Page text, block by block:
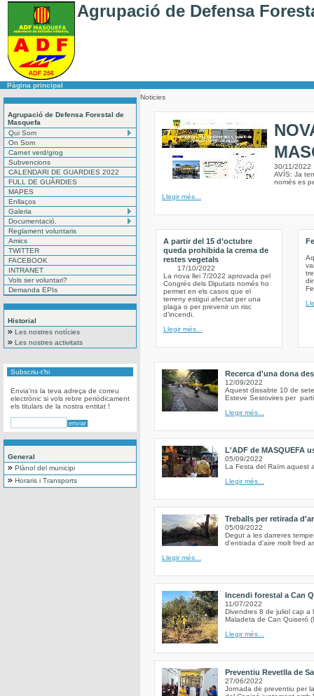
Agrupació de Defensa
Pàgina principal
Agrupació de Defensa Forestal de
Masquefa
Qui Som
On Som
Carnet verd/grog
Subvencions
CALENDARI DE GUARDIES 2022
FULL DE GUÀRDIES
MAPES
Enllaços
Galeria
Documentació.
Reglament voluntaris
Amics
TWITTER
FACEBOOK
INTRANET
Vols ser voluntari?
Demanda EPIs
Historial
Les nostres notícies
Les nostres activitats
Subscriu-t'hi
Envia'ns la teva adreça de correu
electrònic si vols rebre periòdicament
els titulars de la nostra entitat !
General
Plànol del municipi
Horaris i Transports
Noticies
30/11/2022
AVÍS: Ja
només es
Llegir més...
A partir del 15 d’octubre
queda prohibida la crema de
restes vegetals
17/10/2022
La nova llei 7/2022 aprovada pel
Congrés dels Diputats només ho
permet en els casos que el
terreny estigui afectat per una
plaga o per prevenir un risc
d’incendi.
Llegir més...
Recerca d'una dona
12/09/2022
Aquest dissabte 10 de
Esteve Sesrovires per
Llegir més...
L'ADF de MASQUEFA
05/09/2022
La Festa del Raïm aquest
Llegir més...
Treballs per retirada
05/09/2022
Degut a les darreres
d'entrada d'aire molt fred
Llegir més...
Incendi forestal a Can
11/07/2022
Divendres 8 de juliol cap a
Maladeta de Can Quiseró
Llegir més...
Preventiu Revetlla de
27/06/2022
Jornada de preventiu per